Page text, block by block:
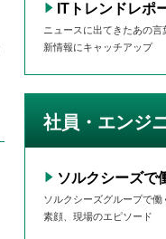
ITトレンドレポ
ニュースに出てきたあの
新情報にキャッチアップ
社員・エンジ
ソルクシーズで
ソルクシーズグループで
素顔、現場のエピソード